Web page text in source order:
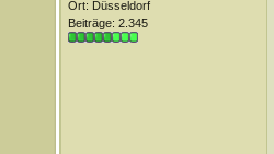
Ort: Düsseldorf
Beiträge: 2.345